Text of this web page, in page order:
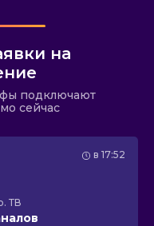
на
подключают
сейчас
в 17:52
ТВ